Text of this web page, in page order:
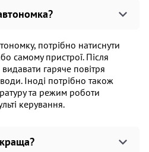
потрібно натиснути
самому пристрої. Після
гаряче повітря
Іноді потрібно також
та режим роботи
керування.